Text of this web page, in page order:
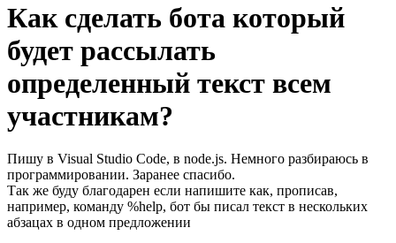
Как сделать бота который
будет рассылать
определенный текст всем
участникам?
Пишу в Visual Studio Code, в node.js. Немного разбираюсь в
программировании. Заранее спасибо.
Так же буду благодарен если напишите как, прописав,
например, команду %help, бот бы писал текст в нескольких
абзацах в одном предложении